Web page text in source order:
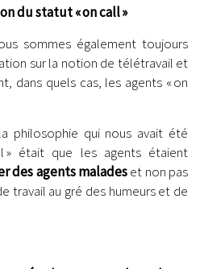
du statut « on call »
sommes également toujours
sur la notion de télétravail et
dans quels cas, les agents « on
philosophie qui nous avait été
» était que les agents étaient
des agents maladeset non pas
travail au gré des humeurs et de